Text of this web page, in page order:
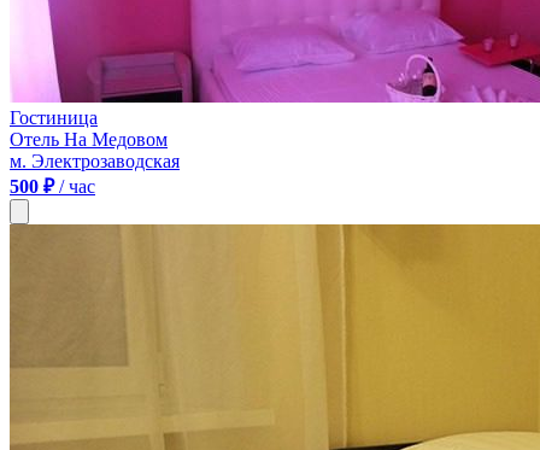
Гостиница
Отель На Медовом
м. Электрозаводская
500 ₽/ час